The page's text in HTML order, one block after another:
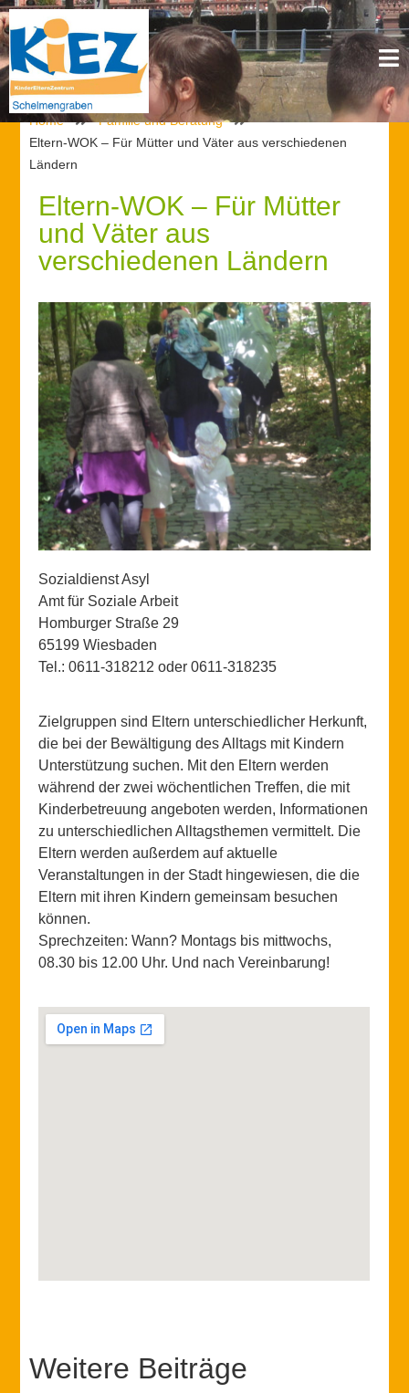
Home
Familie und Beratung
Eltern-WOK – Für Mütter und Väter aus verschiedenen
Ländern
Eltern-WOK – Für Mütter
und Väter aus
verschiedenen Ländern
Sozialdienst Asyl
Amt für Soziale Arbeit
Homburger Straße 29
65199 Wiesbaden
Tel.: 0611-318212 oder 0611-318235
Zielgruppen sind Eltern unterschiedlicher Herkunft,
die bei der Bewältigung des Alltags mit Kindern
Unterstützung suchen. Mit den Eltern werden
während der zwei wöchentlichen Treffen, die mit
Kinderbetreuung angeboten werden, Informationen
zu unterschiedlichen Alltagsthemen vermittelt. Die
Eltern werden außerdem auf aktuelle
Veranstaltungen in der Stadt hingewiesen, die die
Eltern mit ihren Kindern gemeinsam besuchen
können.
Sprechzeiten: Wann? Montags bis mittwochs,
08.30 bis 12.00 Uhr. Und nach Vereinbarung!
Weitere Beiträge